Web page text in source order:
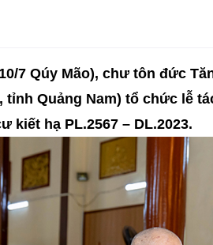
7 Qúy Mão), chư tôn đức
tỉnh Quảng Nam) tổ chức lễ
kiết hạ PL.2567 – DL.2023.